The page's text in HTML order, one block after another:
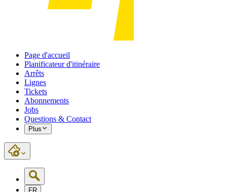
Page d'accueil
Planificateur d'itinéraire
Arrêts
Lignes
Tickets
Abonnements
Jobs
Questions & Contact
Plus
FR